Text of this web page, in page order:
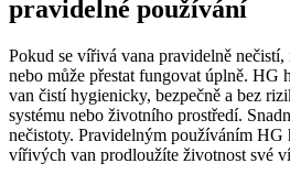
pravidelné používání
Pokud se vířivá vana pravidelně
nebo může přestat fungovat úplně.
van čistí hygienicky, bezpečně a bez
systému nebo životního prostředí.
nečistoty. Pravidelným používáním HG
vířivých van prodloužíte životnost své